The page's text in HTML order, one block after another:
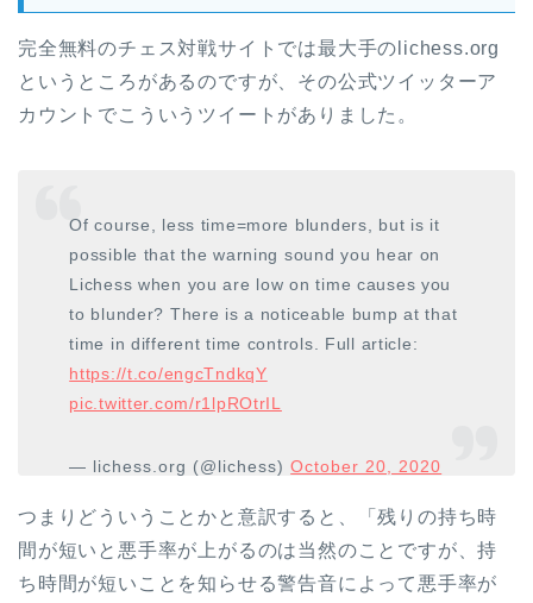
完全無料のチェス対戦サイトでは最大手のlichess.org
というところがあるのですが、その公式ツイッターア
カウントでこういうツイートがありました。
Of course, less time=more blunders, but is it
possible that the warning sound you hear on
Lichess when you are low on time causes you
to blunder? There is a noticeable bump at that
time in different time controls. Full article:
https://t.co/engcTndkqY
pic.twitter.com/r1lpROtrIL
— lichess.org (@lichess)October 20, 2020
つまりどういうことかと意訳すると、「残りの持ち時
間が短いと悪手率が上がるのは当然のことですが、持
ち時間が短いことを知らせる警告音によって悪手率が